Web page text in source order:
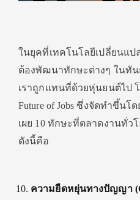
ในยุคที่เทคโนโลยีเปลี่ยนแป
ต้องพัฒนาทักษะต่างๆ ในทั
เราถูกแทนที่ด้วยหุ่นยนต์ไป
Future of Jobs ซึ่งจัดทำขึ้นโด
เผย 10 ทักษะที่ตลาดงานทั่ว
ดังนี้คือ
ความยืดหยุ่นทางปัญญา